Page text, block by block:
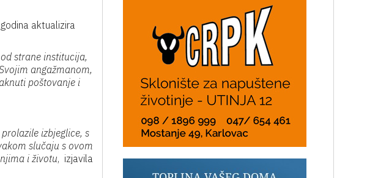
aktualizira
strane institucija,
angažmanom,
poštovanje i
izbjeglice, s
slučaju s ovom
i životu, izjavila